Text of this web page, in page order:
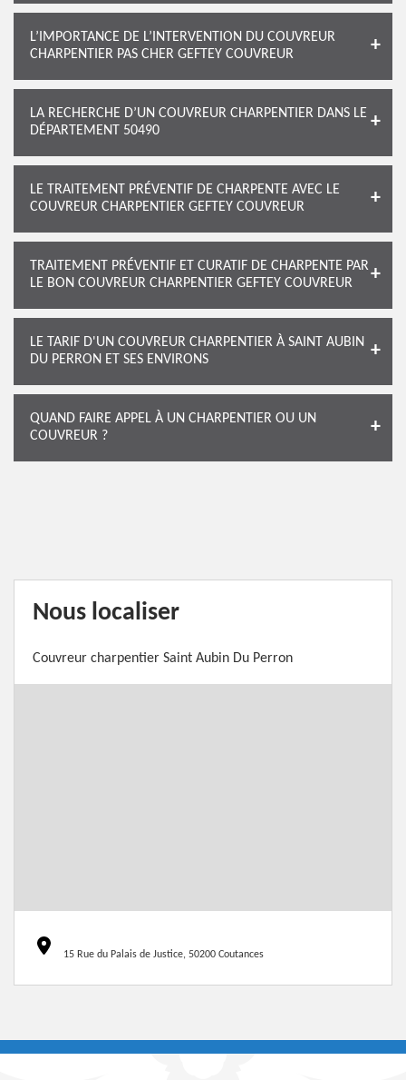
L’IMPORTANCE DE L’INTERVENTION DU COUVREUR
CHARPENTIER PAS CHER GEFTEY COUVREUR
LA RECHERCHE D’UN COUVREUR CHARPENTIER DANS LE
DÉPARTEMENT 50490
LE TRAITEMENT PRÉVENTIF DE CHARPENTE AVEC LE
COUVREUR CHARPENTIER GEFTEY COUVREUR
TRAITEMENT PRÉVENTIF ET CURATIF DE CHARPENTE PAR
LE BON COUVREUR CHARPENTIER GEFTEY COUVREUR
LE TARIF D'UN COUVREUR CHARPENTIER À SAINT AUBIN
DU PERRON ET SES ENVIRONS
QUAND FAIRE APPEL À UN CHARPENTIER OU UN
COUVREUR ?
Nous localiser
Couvreur charpentier Saint Aubin Du Perron
15 Rue du Palais de Justice, 50200 Coutances